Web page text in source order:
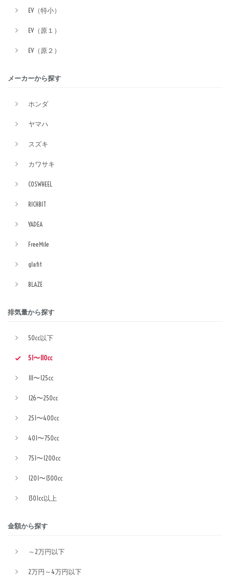
EV（特小）
EV（原１）
EV（原２）
メーカーから探す
ホンダ
ヤマハ
スズキ
カワサキ
COSWHEEL
RICHBIT
YADEA
FreeMile
glafit
BLAZE
排気量から探す
50cc以下
51〜110cc
111〜125cc
126〜250cc
251〜400cc
401〜750cc
751〜1200cc
1201〜1300cc
1301cc以上
金額から探す
～2万円以下
2万円～4万円以下